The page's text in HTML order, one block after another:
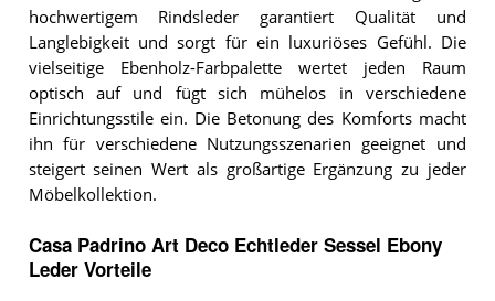
hochwertigem Rindsleder garantiert Qualität und
Langlebigkeit und sorgt für ein luxuriöses Gefühl. Die
vielseitige Ebenholz-Farbpalette wertet jeden Raum
optisch auf und fügt sich mühelos in verschiedene
Einrichtungsstile ein. Die Betonung des Komforts macht
ihn für verschiedene Nutzungsszenarien geeignet und
steigert seinen Wert als großartige Ergänzung zu jeder
Möbelkollektion.
Casa Padrino Art Deco Echtleder Sessel Ebony
Leder Vorteile